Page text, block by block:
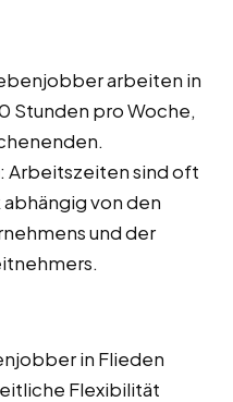
arbeiten in
Stunden pro Woche,
: Arbeitszeiten sind oft
von den
und der
in Flieden
Flexibilität